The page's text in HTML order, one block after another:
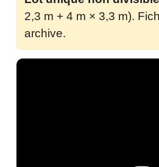
2,3 m + 4 m × 3,3 m).
archive.